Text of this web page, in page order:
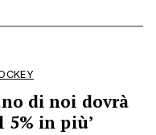
di noi dovrà
5% in più’